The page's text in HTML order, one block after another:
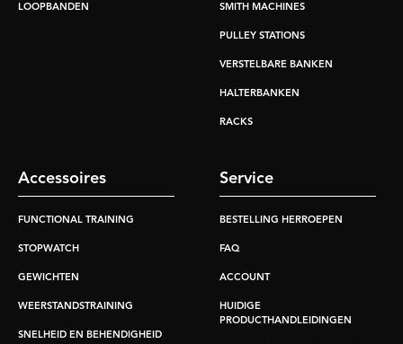
LOOPBANDEN SMITH MACHINES
PULLEY STATIONS
VERSTELBARE BANKEN
HALTERBANKEN
RACKS
Accessoires
FUNCTIONAL TRAINING
STOPWATCH
GEWICHTEN
WEERSTANDSTRAINING
SNELHEID EN BEHENDIGHEID
Service
BESTELLING HERROEPEN
FAQ
ACCOUNT
HUIDIGE
PRODUCTHANDLEIDINGEN